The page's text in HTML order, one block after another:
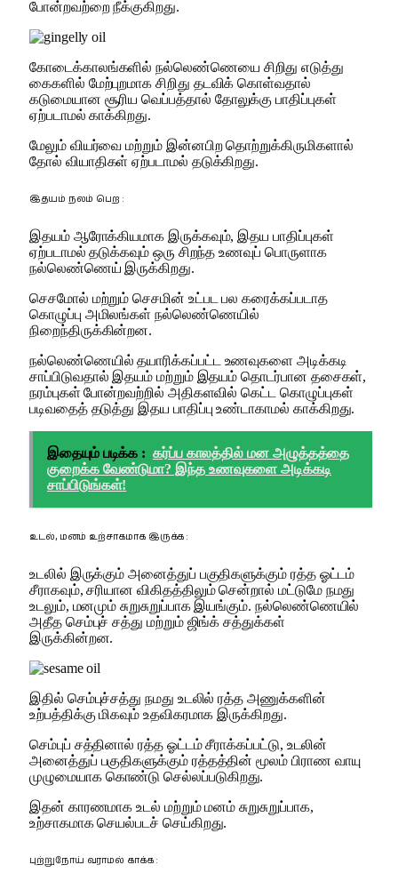
போன்றவற்றை நீக்குகிறது.
கோடைக்காலங்களில் நல்லெண்ணெயை சிறிது எடுத்து
கைகளில் மேற்புறமாக சிறிது தடவிக் கொள்வதால்
கடுமையான சூரிய வெப்பத்தால் தோலுக்கு பாதிப்புகள்
ஏற்படாமல் காக்கிறது.
மேலும் வியர்வை மற்றும் இன்னபிற தொற்றுக்கிருமிகளால்
தோல் வியாதிகள் ஏற்படாமல் தடுக்கிறது.
இதயம் நலம் பெற :
இதயம் ஆரோக்கியமாக இருக்கவும், இதய பாதிப்புகள்
ஏற்படாமல் தடுக்கவும் ஒரு சிறந்த உணவுப் பொருளாக
நல்லெண்ணெய் இருக்கிறது.
செசமோல் மற்றும் செசமின் உட்பட பல கரைக்கப்படாத
கொழுப்பு அமிலங்கள் நல்லெண்ணெயில்
நிறைந்திருக்கின்றன.
நல்லெண்ணெயில் தயாரிக்கப்பட்ட உணவுகளை அடிக்கடி
சாப்பிடுவதால் இதயம் மற்றும் இதயம் தொடர்பான தசைகள்,
நரம்புகள் போன்றவற்றில் அதிகளவில் கெட்ட கொழுப்புகள்
படிவதைத் தடுத்து இதய பாதிப்பு உண்டாகாமல் காக்கிறது.
இதையும் படிக்க : கர்ப்ப காலத்தில் மன அழுத்தத்தை
குறைக்க வேண்டுமா? இந்த உணவுகளை அடிக்கடி
சாப்பிடுங்கள்!
உடல், மனம் உற்சாகமாக இருக்க :
உடலில் இருக்கும் அனைத்துப் பகுதிகளுக்கும் ரத்த ஓட்டம்
சீராகவும், சரியான விகிதத்திலும் சென்றால் மட்டுமே நமது
உடலும், மனமும் சுறுசுறுப்பாக இயங்கும். நல்லெண்ணெயில்
அதீத செம்புச் சத்து மற்றும் ஜிங்க் சத்துக்கள்
இருக்கின்றன.
இதில் செம்புச்சத்து நமது உடலில் ரத்த அணுக்களின்
உற்பத்திக்கு மிகவும் உதவிகரமாக இருக்கிறது.
செம்புப் சத்தினால் ரத்த ஓட்டம் சீராக்கப்பட்டு, உடலின்
அனைத்துப் பகுதிகளுக்கும் ரத்தத்தின் மூலம் பிராண வாயு
முழுமையாக கொண்டு செல்லப்படுகிறது.
இதன் காரணமாக உடல் மற்றும் மனம் சுறுசுறுப்பாக,
உற்சாகமாக செயல்படச் செய்கிறது.
புற்றுநோய் வராமல் காக்க :